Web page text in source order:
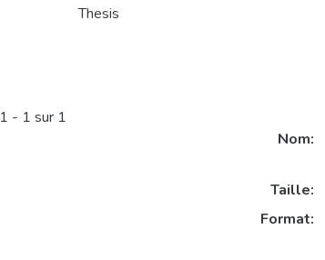
Thesis
1 - 1 sur 1
Nom:
Taille:
Format: